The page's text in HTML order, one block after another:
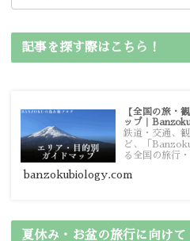
記事を探す際はこちら！
【全国の旅・
ップ｜
鉄道・交通、
ど、「
る全国の旅行
ガイドマップ
banzokubiology.com
夏休み・お盆の旅行に向けて